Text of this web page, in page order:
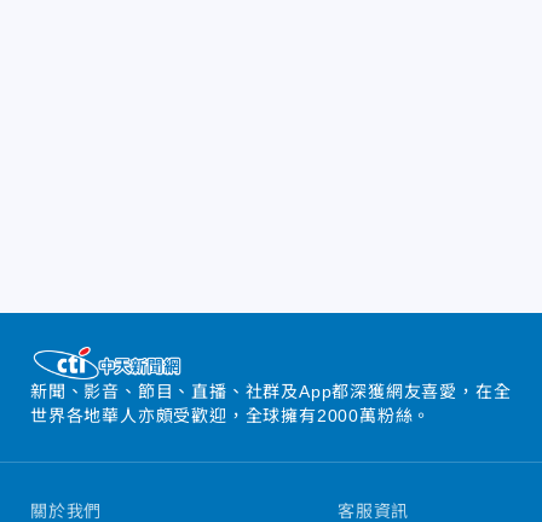
新聞、影音、節目、直播、社群及App都深獲網友喜愛，在全
世界各地華人亦頗受歡迎，全球擁有2000萬粉絲。
關於我們 客服資訊